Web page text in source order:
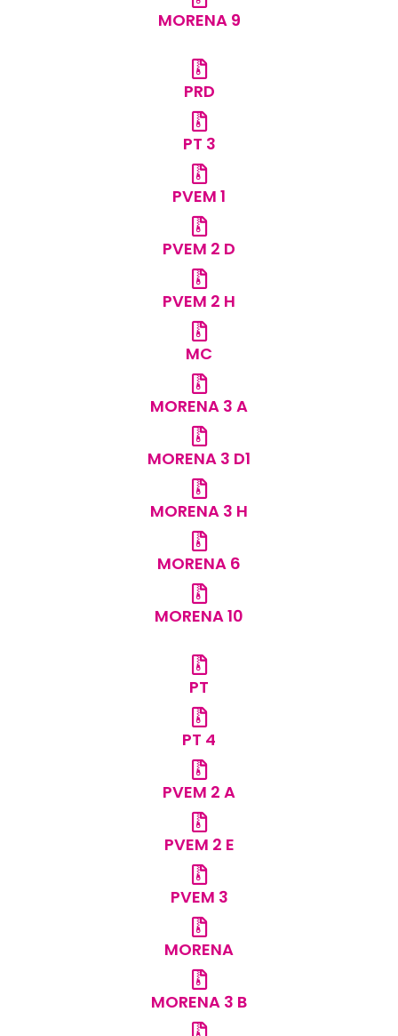
MORENA 9
PRD
PT 3
PVEM 1
PVEM 2 D
PVEM 2 H
MC
MORENA 3 A
MORENA 3 D1
MORENA 3 H
MORENA 6
MORENA 10
PT
PT 4
PVEM 2 A
PVEM 2 E
PVEM 3
MORENA
MORENA 3 B